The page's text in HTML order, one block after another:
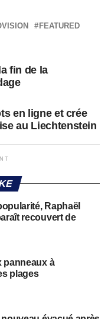
FEATURED
fin de la
en ligne et crée
au Liechtenstein
Raphaël
recouvert de
panneaux à
plages